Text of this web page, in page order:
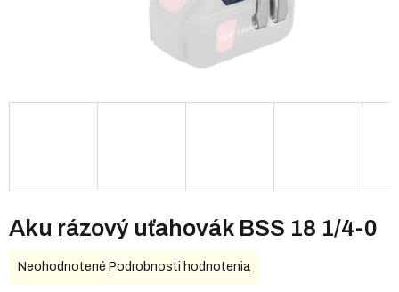
Aku rázový uťahovák BSS 18 1/4-0
Priemerné
Neohodnotené Podrobnosti hodnotenia